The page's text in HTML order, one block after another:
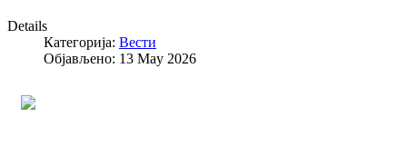
Details
Категорија: Вести
Објављено: 13 May 2026